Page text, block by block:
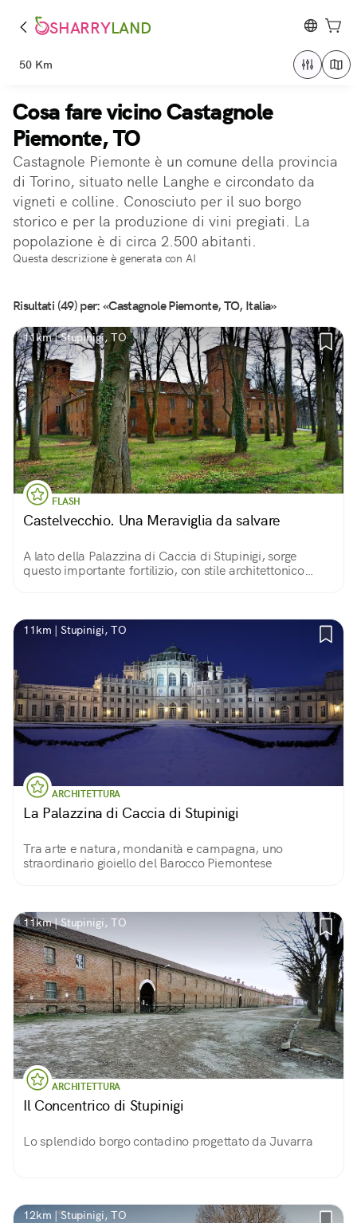
SHARRYLAND
50 Km
Cosa fare vicino Castagnole
Piemonte, TO
Castagnole Piemonte è un comune della provincia
di Torino, situato nelle Langhe e circondato da
vigneti e colline. Conosciuto per il suo borgo
storico e per la produzione di vini pregiati. La
popolazione è di circa 2.500 abitanti.
Questa descrizione è generata con AI
Risultati (49) per: «Castagnole Piemonte, TO, Italia»
11km | Stupinigi, TO
FLASH
Castelvecchio. Una Meraviglia da salvare
A lato della Palazzina di Caccia di Stupinigi, sorge
questo importante fortilizio, con stile architettonico
11km | Stupinigi, TO
ARCHITETTURA
La Palazzina di Caccia di Stupinigi
Tra arte e natura, mondanità e campagna, uno
straordinario gioiello del Barocco Piemontese
11km | Stupinigi, TO
ARCHITETTURA
Il Concentrico di Stupinigi
Lo splendido borgo contadino progettato da Juvarra
12km | Stupinigi, TO